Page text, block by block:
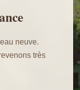
neuve.
très